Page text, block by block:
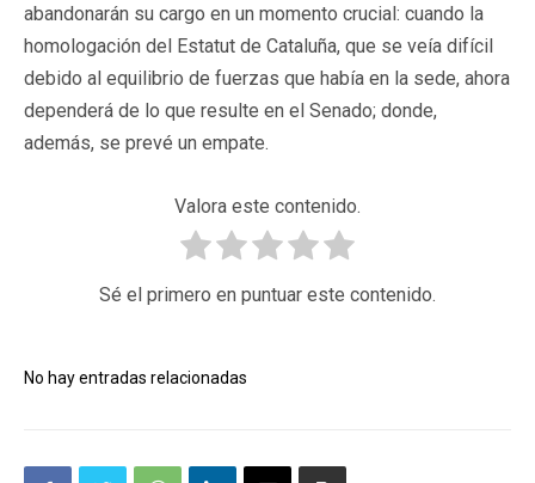
abandonarán su cargo en un momento crucial: cuando la
homologación del Estatut de Cataluña, que se veía difícil
debido al equilibrio de fuerzas que había en la sede, ahora
dependerá de lo que resulte en el Senado; donde,
además, se prevé un empate.
Valora este contenido.
Sé el primero en puntuar este contenido.
No hay entradas relacionadas